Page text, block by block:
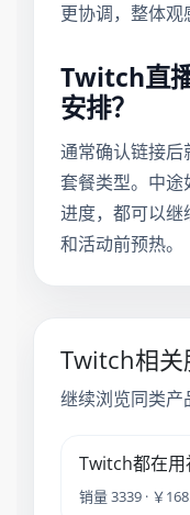
更协调，整体观
Twitch直
安排？
通常确认链接后
套餐类型。中途
进度，都可以继
和活动前预热。
Twitch相关
继续浏览同类产
Twitch都在用
销量 3339 · ￥